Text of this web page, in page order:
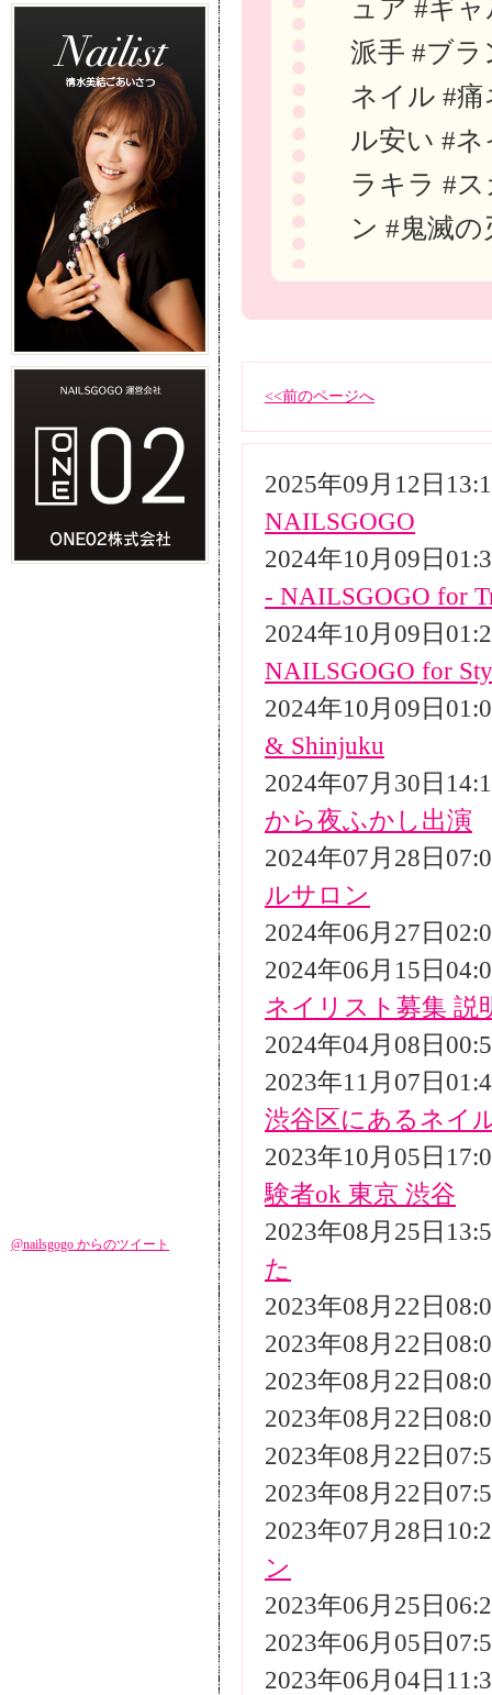
ュア #ギ
派手 #ブラ
ネイル #
ル安い #
ラキラ #
ン #鬼滅の
<<前のページへ
2025年09月12日
NAILSGOGO
2024年10月09日
- NAILSGOGO for
2024年10月09日
NAILSGOGO for
2024年10月09日
& Shinjuku
2024年07月30日
から夜ふかし出演
2024年07月28日
ルサロン
2024年06月27日
2024年06月15日
ネイリスト募集 説
2024年04月08日
2023年11月07日
渋谷区にあるネイ
2023年10月05日
験者ok 東京 渋谷
2023年08月25日
た
2023年08月22日
2023年08月22日
2023年08月22日
2023年08月22日
2023年08月22日
2023年08月22日
2023年07月28日
ン
2023年06月25日
2023年06月05日
2023年06月04日
@nailsgogo からのツイート